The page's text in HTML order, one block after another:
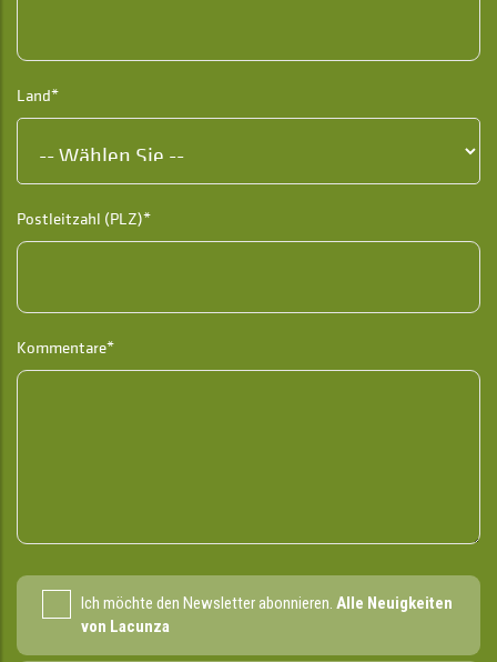
Land*
Postleitzahl (PLZ)*
Kommentare*
Ich möchte den Newsletter abonnieren. Alle Neuigkeiten
von Lacunza